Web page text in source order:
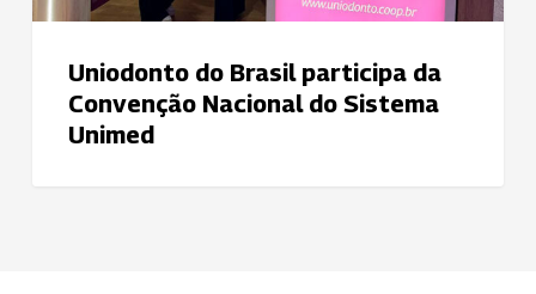
Uniodonto do Brasil participa da
Convenção Nacional do Sistema
Unimed